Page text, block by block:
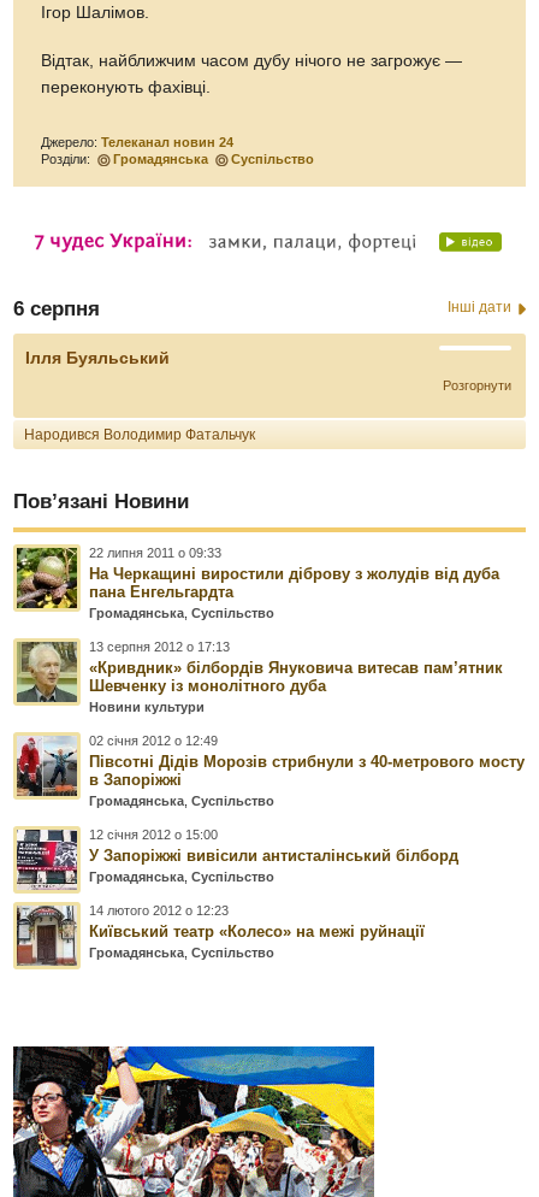
Ігор Шалімов.
Відтак, найближчим часом дубу нічого не загрожує —
переконують фахівці.
Джерело:Телеканал новин 24
Розділи:
Громадянська Суспільство
6 серпня Інші дати
Ілля Буяльський
Розгорнути
Народився Володимир Фатальчук
Пов’язані Новини
22 липня 2011 о 09:33
На Черкащині виростили діброву з жолудів від дуба
пана Енгельгардта
Громадянська ,Суспільство
13 серпня 2012 о 17:13
«Кривдник» білбордів Януковича витесав пам’ятник
Шевченку із монолітного дуба
Новини культури
02 січня 2012 о 12:49
Півсотні Дідів Морозів стрибнули з 40-метрового мосту
в Запоріжжі
Громадянська ,Суспільство
12 січня 2012 о 15:00
У Запоріжжі вивісили антисталінський білборд
Громадянська ,Суспільство
14 лютого 2012 о 12:23
Київський театр «Колесо» на межі руйнації
Громадянська ,Суспільство